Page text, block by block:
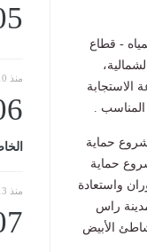
- قطاع
الشمالية،
الاستجابة
.
حماية
بطول ٢ كيلومتر ، و "مشروع حماية
لوران واستعادة
راس
الأبيض
منذ 10 أيام
منذ 13 يومًا